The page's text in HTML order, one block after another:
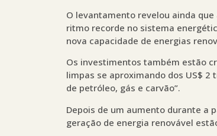
O levantamento revelou ainda
ritmo recorde no sistema
nova capacidade de energias
Os investimentos também estão
limpas se aproximando dos US$
de petróleo, gás e carvão”.
Depois de um aumento durante a
geração de energia renovável